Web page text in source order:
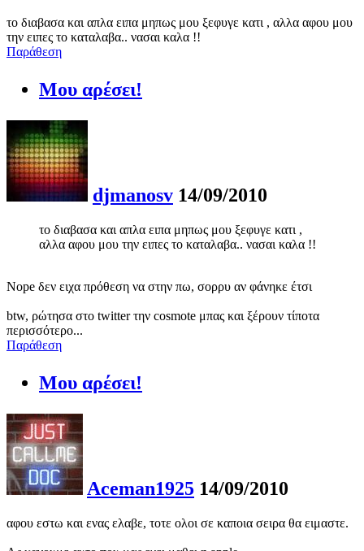
το διαβασα και απλα ειπα μηπως μου ξεφυγε κατι , αλλα αφου μου
την ειπες το καταλαβα.. νασαι καλα !!
Παράθεση
Μου αρέσει!
djmanosv 14/09/2010
το διαβασα και απλα ειπα μηπως μου ξεφυγε κατι ,
αλλα αφου μου την ειπες το καταλαβα.. νασαι καλα !!
Nope δεν ειχα πρόθεση να στην πω, σορρυ αν φάνηκε έτσι
btw, ρώτησα στο twitter την cosmote μπας και ξέρουν τίποτα
περισσότερο...
Παράθεση
Μου αρέσει!
Aceman1925 14/09/2010
αφου εστω και ενας ελαβε, τοτε ολοι σε καποια σειρα θα ειμαστε.